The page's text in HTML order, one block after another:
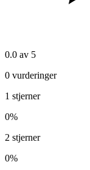
0.0 av 5
0 vurderinger
1 stjerner
0%
2 stjerner
0%